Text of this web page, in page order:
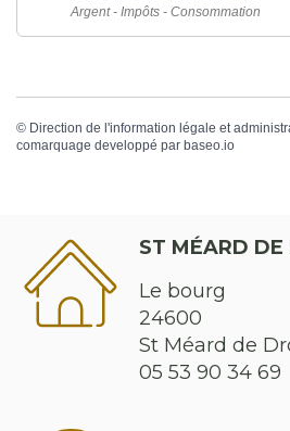
Argent - Impôts - Consommation
© Direction de l'information légale et
comarquage developpé par baseo.io
ST MÉARD DE
Le bourg
24600
St Méard de
05 53 90 34 69